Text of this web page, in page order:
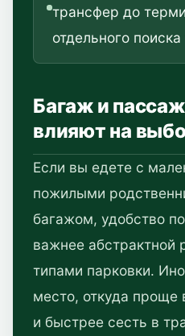
трансфер до
отдельного
Багаж и
влияют на
Если вы едете с
пожилыми
багажом, удобство
важнее
типами парковки.
место, откуда проще
и быстрее сесть в